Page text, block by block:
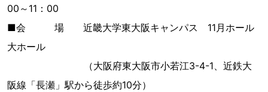
00～11：00
■会 場 近畿大学東大阪キャンパス 11月ホール
大ホール
（大阪府東大阪市小若江3-4-1、近鉄大
阪線「長瀬」駅から徒歩約10分）